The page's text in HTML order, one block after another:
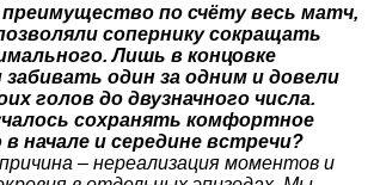
по счёту весь матч,
сопернику сокращать
Лишь в концовке
один за одним и довели
голов до двузначного числа.
сохранять комфортное
начале и середине встречи?
– нереализация моментов и